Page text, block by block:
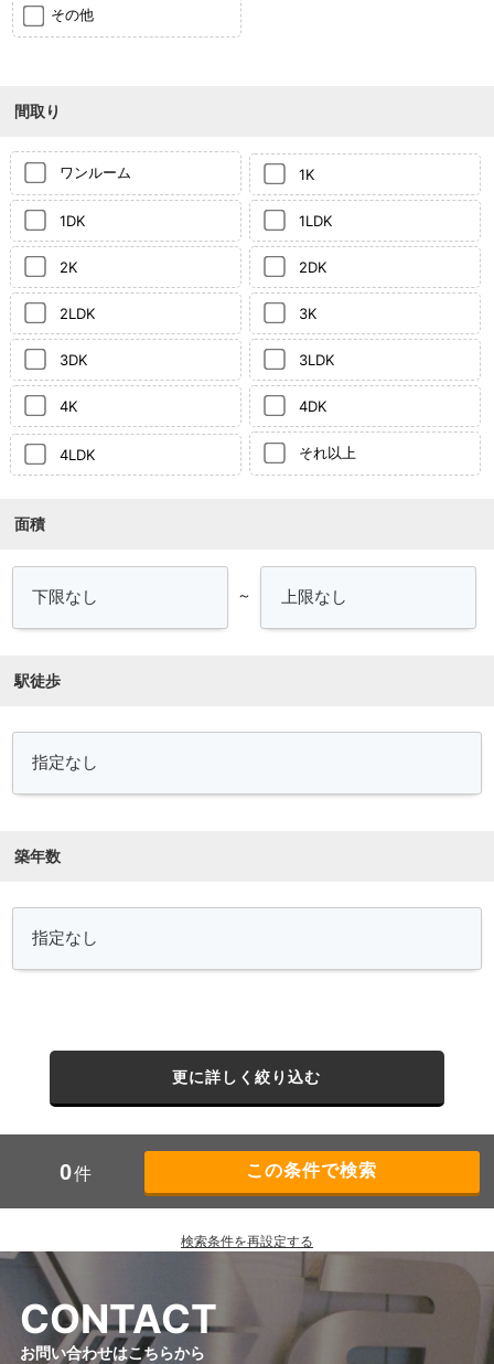
その他
間取り
ワンルーム 1K
1DK 1LDK
2K 2DK
2LDK 3K
3DK 3LDK
4K 4DK
4LDK それ以上
面積
～
駅徒歩
築年数
更に詳しく絞り込む
0件
検索条件を再設定する
CONTACT
お問い合わせはこちらから